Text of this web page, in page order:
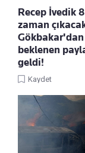
Recep İvedik
zaman
Gökbakar'dan
beklenen
geldi!
Kaydet